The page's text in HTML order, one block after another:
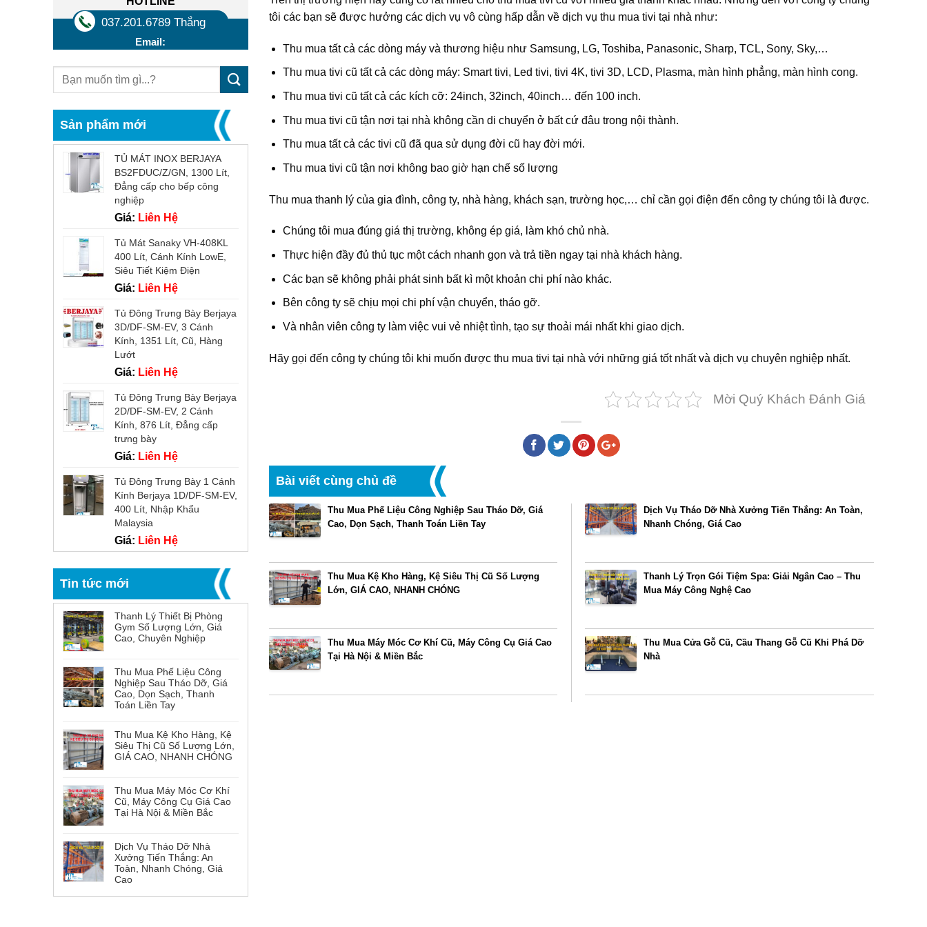
037.201.6789 Thắng
Email:
Sản phẩm mới
TỦ MÁT INOX BERJAYA
BS2FDUC/Z/GN, 1300 Lít,
Đẳng cấp cho bếp công
nghiệp
Giá: Liên Hệ
Tủ Mát Sanaky VH-408KL
400 Lít, Cánh Kính LowE,
Siêu Tiết Kiệm Điện
Giá: Liên Hệ
Tủ Đông Trưng Bày Berjaya
3D/DF-SM-EV, 3 Cánh
Kính, 1351 Lít, Cũ, Hàng
Lướt
Giá: Liên Hệ
Tủ Đông Trưng Bày Berjaya
2D/DF-SM-EV, 2 Cánh
Kính, 876 Lít, Đẳng cấp
trưng bày
Giá: Liên Hệ
Tủ Đông Trưng Bày 1 Cánh
Kính Berjaya 1D/DF-SM-EV,
400 Lít, Nhập Khẩu
Malaysia
Giá: Liên Hệ
Tin tức mới
Thanh Lý Thiết Bị Phòng
Gym Số Lượng Lớn, Giá
Cao, Chuyên Nghiệp
Thu Mua Phế Liệu Công
Nghiệp Sau Tháo Dỡ, Giá
Cao, Dọn Sạch, Thanh
Toán Liền Tay
Thu Mua Kệ Kho Hàng, Kệ
Siêu Thị Cũ Số Lượng Lớn,
GIÁ CAO, NHANH CHÓNG
Thu Mua Máy Móc Cơ Khí
Cũ, Máy Công Cụ Giá Cao
Tại Hà Nội & Miền Bắc
Dịch Vụ Tháo Dỡ Nhà
Xưởng Tiến Thắng: An
Toàn, Nhanh Chóng, Giá
Cao
tôi các bạn sẽ được hưởng các dịch vụ vô cùng hấp dẫn về dịch vụ thu mua tivi tại nhà như:
Thu mua tất cả các dòng máy và thương hiệu như Samsung, LG, Toshiba, Panasonic, Sharp, TCL, Sony, Sky,…
Thu mua tivi cũ tất cả các dòng máy: Smart tivi, Led tivi, tivi 4K, tivi 3D, LCD, Plasma, màn hình phẳng, màn hình cong.
Thu mua tivi cũ tất cả các kích cỡ: 24inch, 32inch, 40inch… đến 100 inch.
Thu mua tivi cũ tận nơi tại nhà không cần di chuyển ở bất cứ đâu trong nội thành.
Thu mua tất cả các tivi cũ đã qua sử dụng đời cũ hay đời mới.
Thu mua tivi cũ tận nơi không bao giờ hạn chế số lượng
Thu mua thanh lý của gia đình, công ty, nhà hàng, khách sạn, trường học,… chỉ cần gọi điện đến công ty chúng tôi là được.
Chúng tôi mua đúng giá thị trường, không ép giá, làm khó chủ nhà.
Thực hiện đầy đủ thủ tục một cách nhanh gọn và trả tiền ngay tại nhà khách hàng.
Các bạn sẽ không phải phát sinh bất kì một khoản chi phí nào khác.
Bên công ty sẽ chịu mọi chi phí vận chuyển, tháo gỡ.
Và nhân viên công ty làm việc vui vẻ nhiệt tình, tạo sự thoải mái nhất khi giao dịch.
Hãy gọi đến công ty chúng tôi khi muốn được thu mua tivi tại nhà với những giá tốt nhất và dịch vụ chuyên nghiệp nhất.
Mời Quý Khách Đánh Giá
Bài viết cùng chủ đề
Thu Mua Phế Liệu Công Nghiệp Sau Tháo Dỡ, Giá
Cao, Dọn Sạch, Thanh Toán Liền Tay
Thu Mua Kệ Kho Hàng, Kệ Siêu Thị Cũ Số Lượng
Lớn, GIÁ CAO, NHANH CHÓNG
Thu Mua Máy Móc Cơ Khí Cũ, Máy Công Cụ Giá Cao
Tại Hà Nội & Miền Bắc
Dịch Vụ Tháo Dỡ Nhà Xưởng Tiến Thắng: An Toàn,
Nhanh Chóng, Giá Cao
Thanh Lý Trọn Gói Tiệm Spa: Giải Ngân Cao – Thu
Mua Máy Công Nghệ Cao
Thu Mua Cửa Gỗ Cũ, Cầu Thang Gỗ Cũ Khi Phá Dỡ
Nhà